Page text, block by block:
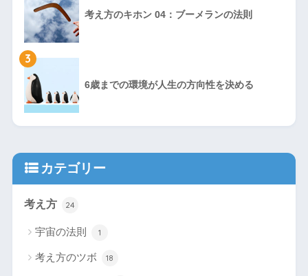
考え方のキホン 04：ブーメランの法則
3
6歳までの環境が人生の方向性を決める
カテゴリー
考え方 24
宇宙の法則 1
考え方のツボ 18